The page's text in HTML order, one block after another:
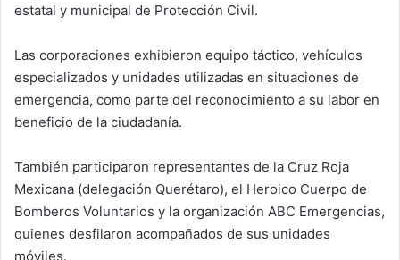
estatal y municipal de Protección Civil.
Las corporaciones exhibieron equipo táctico, vehículos
especializados y unidades utilizadas en situaciones de
emergencia, como parte del reconocimiento a su labor en
beneficio de la ciudadanía.
También participaron representantes de la Cruz Roja
Mexicana (delegación Querétaro), el Heroico Cuerpo de
Bomberos Voluntarios y la organización ABC Emergencias,
quienes desfilaron acompañados de sus unidades
móviles.